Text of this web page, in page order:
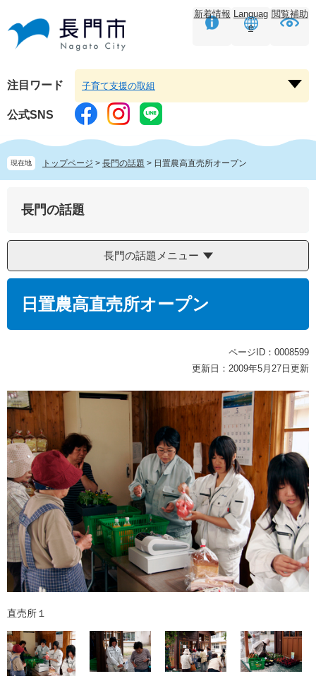
頭
す。
飛
し
本
文
へ
新着情報 Languag
e
閲覧補助
注目ワード
ー
子育て支援の取組
公式SNS
現在地 トップページ > 長門の話題 > 日置農高直売所オープン
長門の話題
長門の話題メニュー
日置農高直売所オープン
ページID：0008599
更新日：2009年5月27日更新
直売所１